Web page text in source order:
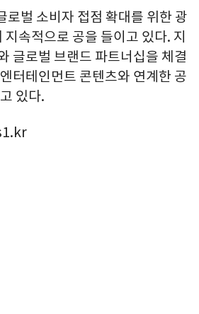
로벌 소비자 접점 확대를 위한 광
속적으로 공을 들이고 있다. 지
글로벌 브랜드 파트너십을 체결
터테인먼트 콘텐츠와 연계한 공
있다.